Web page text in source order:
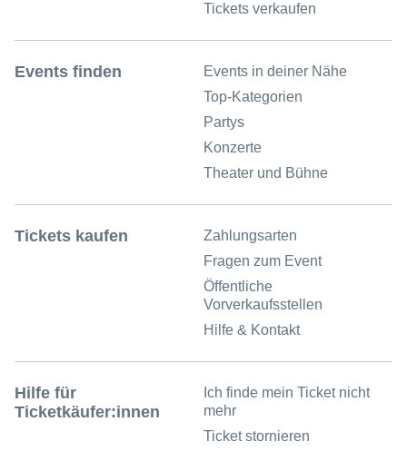
Tickets verkaufen
Events finden
Events in deiner Nähe
Top-Kategorien
Partys
Konzerte
Theater und Bühne
Tickets kaufen
Zahlungsarten
Fragen zum Event
Öffentliche
Vorverkaufsstellen
Hilfe & Kontakt
Hilfe für
Ticketkäufer:innen
Ich finde mein Ticket nicht
mehr
Ticket stornieren